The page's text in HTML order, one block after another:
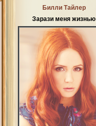
Билли Тайлер
Зарази меня жизнью